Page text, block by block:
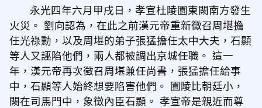
永光四年六月甲戌日，孝宣杜陵園東闕南方發生
火災。 劉向認為，在此之前漢元帝重新徵召周堪擔
任光祿勳，以及周堪的弟子張猛擔任太中大夫，石顯
等人又誣陷他們，兩人都被調出京城任職。 這一
年，漢元帝再次徵召周堪兼任尚書，張猛擔任給事
中，石顯等人始終想要陷害他們。 園陵比朝廷小，
闕在司馬門中，象徵內臣石顯。 孝宣帝是親近而尊